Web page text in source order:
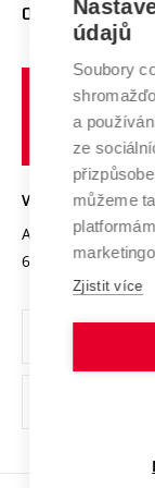
E-přihláška
Doktorské
Podpora podnikání
Mezinárodní
Systém
Výzkumné
Transfer znalostí
Open Science
Projekty
Projekty ze
Specifický výzkum
Zahraniční
Spolupráce se
Mezinárodní
Univerzitní sítě
O UNIVERZITĚ
Profil univerzity
Udržitelná
Podnikavá
Bezpečná
Vyznamenání
Organizační
Ochrana
VYSOKÉ UČENÍ
Antonínská 548/1
602 00 Brno
údajů
Soubory
a
ze
můžeme
Zjistit více